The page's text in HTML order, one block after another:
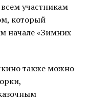
участникам
который
начале «Зимних
также можно